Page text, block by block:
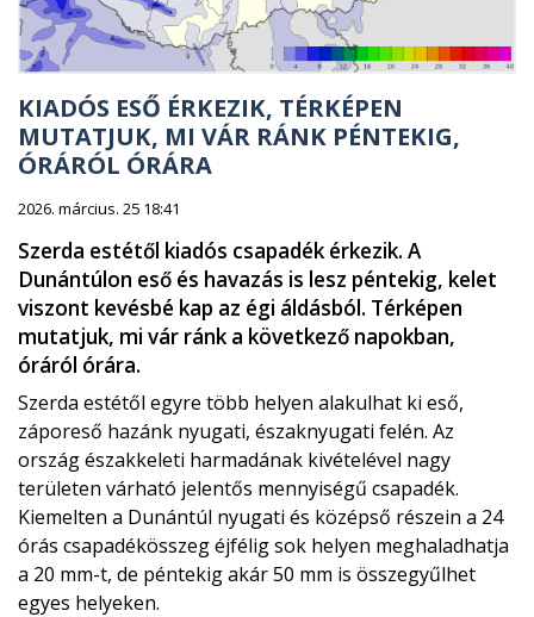
KIADÓS ESŐ ÉRKEZIK, TÉRKÉPEN
MUTATJUK, MI VÁR RÁNK PÉNTEKIG,
ÓRÁRÓL ÓRÁRA
2026. március. 25 18:41
Szerda estétől kiadós csapadék érkezik. A
Dunántúlon eső és havazás is lesz péntekig, kelet
viszont kevésbé kap az égi áldásból. Térképen
mutatjuk, mi vár ránk a következő napokban,
óráról órára.
Szerda estétől egyre több helyen alakulhat ki eső,
záporeső hazánk nyugati, északnyugati felén. Az
ország északkeleti harmadának kivételével nagy
területen várható jelentős mennyiségű csapadék.
Kiemelten a Dunántúl nyugati és középső részein a 24
órás csapadékösszeg éjfélig sok helyen meghaladhatja
a 20 mm-t, de péntekig akár 50 mm is összegyűlhet
egyes helyeken.